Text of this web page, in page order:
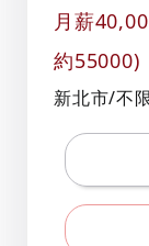
月薪
約55000)
新北市/不